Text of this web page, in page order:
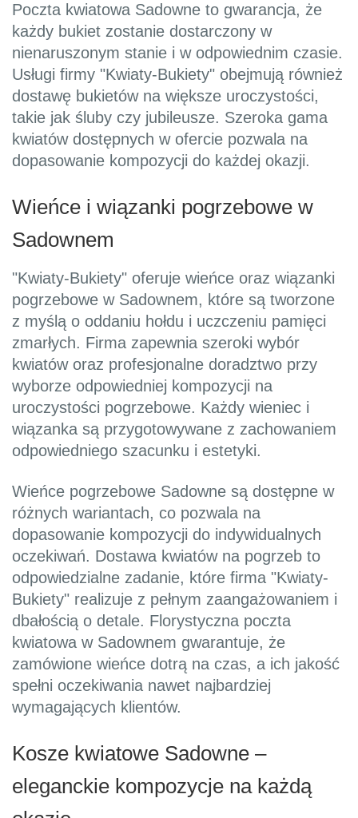
Poczta kwiatowa Sadowne to gwarancja, że
każdy bukiet zostanie dostarczony w
nienaruszonym stanie i w odpowiednim czasie.
Usługi firmy "Kwiaty-Bukiety" obejmują również
dostawę bukietów na większe uroczystości,
takie jak śluby czy jubileusze. Szeroka gama
kwiatów dostępnych w ofercie pozwala na
dopasowanie kompozycji do każdej okazji.
Wieńce i wiązanki pogrzebowe w
Sadownem
"Kwiaty-Bukiety" oferuje wieńce oraz wiązanki
pogrzebowe w Sadownem, które są tworzone
z myślą o oddaniu hołdu i uczczeniu pamięci
zmarłych. Firma zapewnia szeroki wybór
kwiatów oraz profesjonalne doradztwo przy
wyborze odpowiedniej kompozycji na
uroczystości pogrzebowe. Każdy wieniec i
wiązanka są przygotowywane z zachowaniem
odpowiedniego szacunku i estetyki.
Wieńce pogrzebowe Sadowne są dostępne w
różnych wariantach, co pozwala na
dopasowanie kompozycji do indywidualnych
oczekiwań. Dostawa kwiatów na pogrzeb to
odpowiedzialne zadanie, które firma "Kwiaty-
Bukiety" realizuje z pełnym zaangażowaniem i
dbałością o detale. Florystyczna poczta
kwiatowa w Sadownem gwarantuje, że
zamówione wieńce dotrą na czas, a ich jakość
spełni oczekiwania nawet najbardziej
wymagających klientów.
Kosze kwiatowe Sadowne –
eleganckie kompozycje na każdą